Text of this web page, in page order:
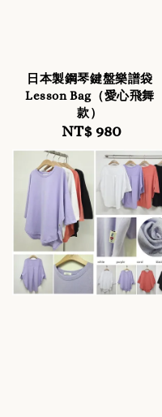
日本製鋼琴鍵盤樂譜袋
Lesson Bag（愛心飛舞
款）
Regular
price
NT$ 980